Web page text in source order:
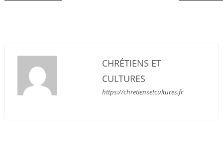
CHRÉTIENS ET
CULTURES
https://chretiensetcultures.fr